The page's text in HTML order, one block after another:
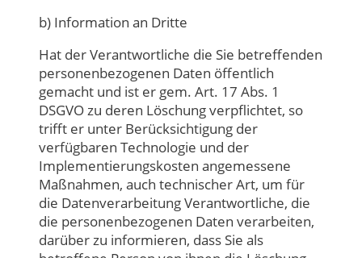
b) Information an Dritte
Hat der Verantwortliche die Sie betreffenden
personenbezogenen Daten öffentlich
gemacht und ist er gem. Art. 17 Abs. 1
DSGVO zu deren Löschung verpflichtet, so
trifft er unter Berücksichtigung der
verfügbaren Technologie und der
Implementierungskosten angemessene
Maßnahmen, auch technischer Art, um für
die Datenverarbeitung Verantwortliche, die
die personenbezogenen Daten verarbeiten,
darüber zu informieren, dass Sie als